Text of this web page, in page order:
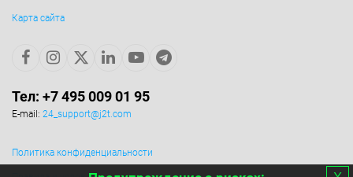
Карта сайта
Тел: +7 495 009 01 95
E-mail: 24_support@j2t.com
Политика конфиденциальности